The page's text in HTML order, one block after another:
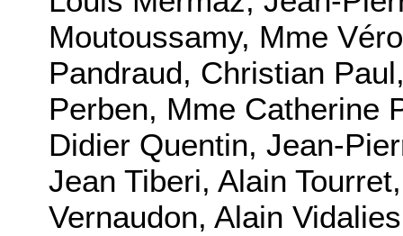
Moutoussamy, Mme
Pandraud, Christian
Perben, Mme Catherine
Didier Quentin, Jean-
Jean Tiberi, Alain
Vernaudon, Alain